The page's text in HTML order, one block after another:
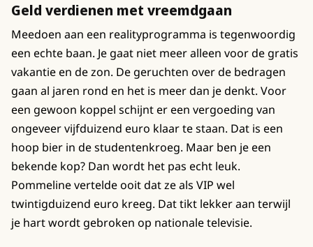
Geld verdienen met vreemdgaan
Meedoen aan een realityprogramma is tegenwoordig
een echte baan. Je gaat niet meer alleen voor de gratis
vakantie en de zon. De geruchten over de bedragen
gaan al jaren rond en het is meer dan je denkt. Voor
een gewoon koppel schijnt er een vergoeding van
ongeveer vijfduizend euro klaar te staan. Dat is een
hoop bier in de studentenkroeg. Maar ben je een
bekende kop? Dan wordt het pas echt leuk.
Pommeline vertelde ooit dat ze als VIP wel
twintigduizend euro kreeg. Dat tikt lekker aan terwijl
je hart wordt gebroken op nationale televisie.